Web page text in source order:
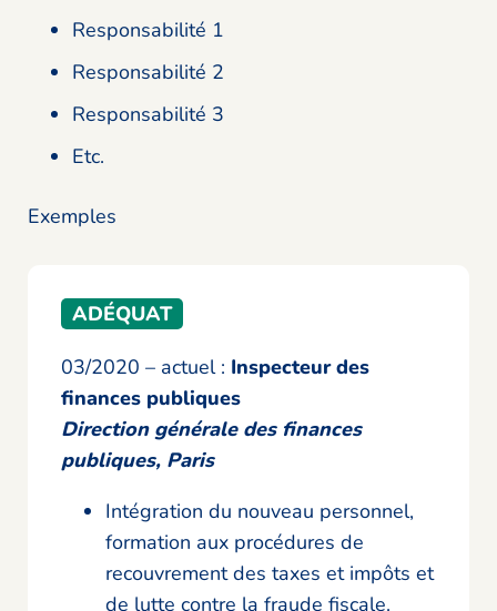
Responsabilité 1
Responsabilité 2
Responsabilité 3
Etc.
Exemples
ADÉQUAT
03/2020 – actuel : Inspecteur des
finances publiques
Direction générale des finances
publiques, Paris
Intégration du nouveau personnel,
formation aux procédures de
recouvrement des taxes et impôts et
de lutte contre la fraude fiscale.